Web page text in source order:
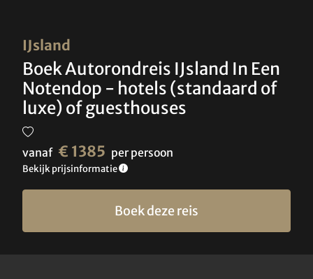
IJsland
Boek Autorondreis IJsland In Een
Notendop - hotels (standaard of
luxe) of guesthouses
vanaf € 1385 per persoon
Bekijk prijsinformatie
Boek deze reis